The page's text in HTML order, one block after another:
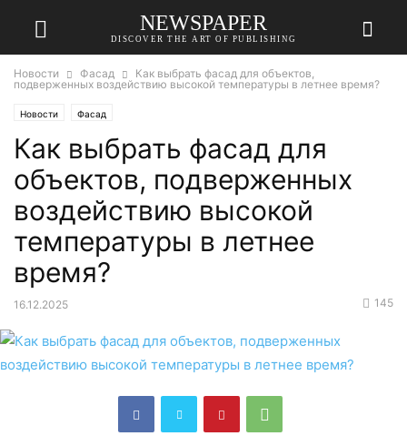
NEWSPAPER
DISCOVER THE ART OF PUBLISHING
Новости Фасад
Как выбрать фасад для объектов,
подверженных воздействию высокой температуры в летнее время?
Новости Фасад
Как выбрать фасад для
объектов, подверженных
воздействию высокой
температуры в летнее
время?
16.12.2025 145